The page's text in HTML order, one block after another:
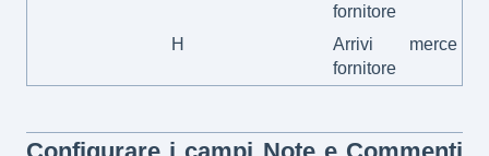
fornitore
H
Arrivi merce
fornitore